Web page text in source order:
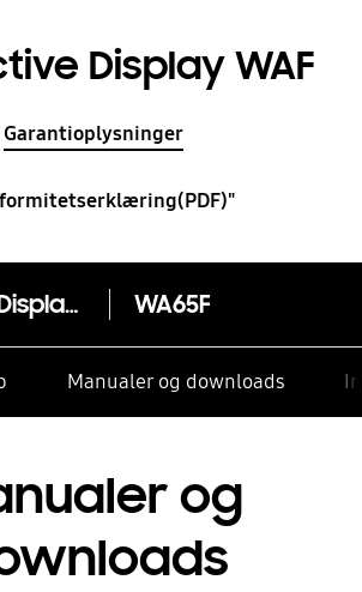
Display WAF
Garantioplysninger
Interactive Display WAF WA65F
Manualer og downloads
og